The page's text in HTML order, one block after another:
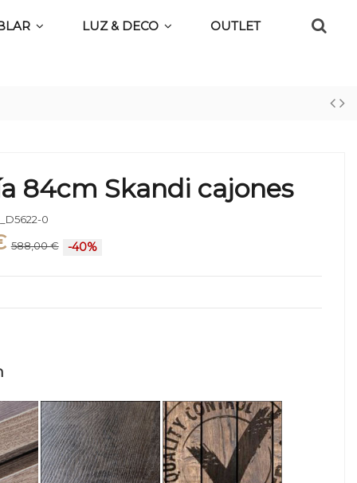
LUZ & DECO OUTLET
84cm Skandi cajones
0
588,00 € -40%